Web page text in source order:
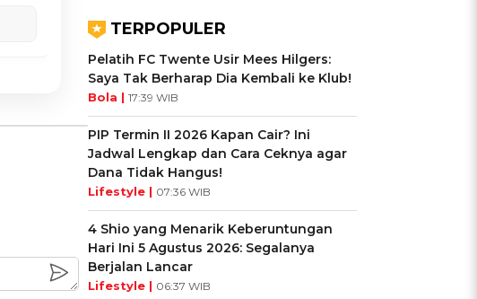
Ikuti Kuisnya ➔
TERPOPULER
Pelatih FC Twente Usir Mees Hilgers:
Saya Tak Berharap Dia Kembali ke Klub!
Bola | 17:39 WIB
PIP Termin II 2026 Kapan Cair? Ini
Jadwal Lengkap dan Cara Ceknya agar
Dana Tidak Hangus!
Lifestyle | 07:36 WIB
4 Shio yang Menarik Keberuntungan
Hari Ini 5 Agustus 2026: Segalanya
Berjalan Lancar
Lifestyle | 06:37 WIB